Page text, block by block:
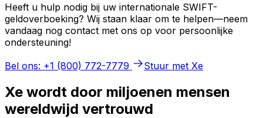
Heeft u hulp nodig bij uw internationale SWIFT-
geldoverboeking? Wij staan klaar om te helpen—neem
vandaag nog contact met ons op voor persoonlijke
ondersteuning!
Bel ons: +1 (800) 772-7779
Stuur met Xe
Xe wordt door miljoenen mensen
wereldwijd vertrouwd